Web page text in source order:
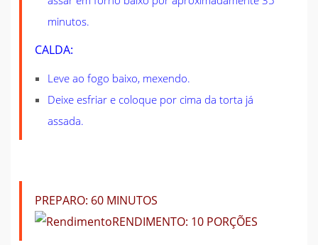
minutos.
CALDA:
Leve ao fogo baixo, mexendo.
Deixe esfriar e coloque por cima da torta já
assada.
PREPARO: 60 MINUTOS
RENDIMENTO: 10 PORÇÕES